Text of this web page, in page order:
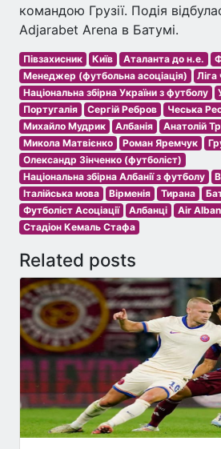
командою Грузії. Подія
Adjarabet Arena в Батумі.
Півзахисник Київ Аталанта до н.е.
Менеджер (футбольна асоціація)
Національна збірна України з футболу
Португалія
Сергій Ребров
Чеська
Михайло Мудрик
Албанія Анатолій
Микола Матвієнко
Роман Яремчук
Олександр Зінченко (футболіст)
Національна збірна Албанії з футболу
Італійська мова
Вірменія Тирана
Футболіст Асоціації
Албанці Air
Стадіон Кемаль Стафа
Related posts